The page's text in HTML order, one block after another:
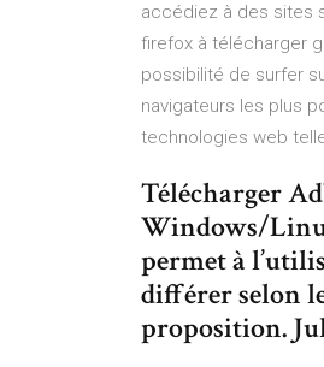
accédiez à des sites
firefox à télécharger
possibilité de surfer
navigateurs les plus
technologies web
Télécharger
Windows/
permet à
différer selon
proposition.